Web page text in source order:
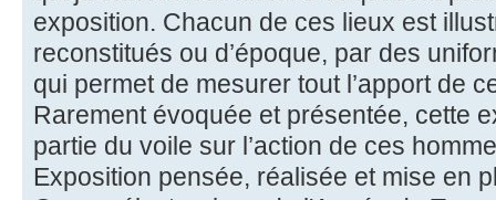
exposition. Chacun de ces lieux est
reconstitués ou d’époque, par des
qui permet de mesurer tout l’apport de
Rarement évoquée et présentée, cette
partie du voile sur l’action de ces
Exposition pensée, réalisée et mise en